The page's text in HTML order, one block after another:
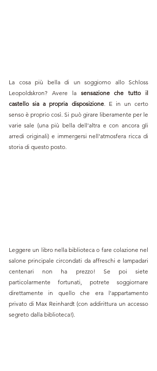
La cosa più bella di un soggiorno allo Schloss
Leopoldskron? Avere la sensazione che tutto il
castello sia a propria disposizione. E in un certo
senso è proprio così. Si può girare liberamente per le
varie sale (una più bella dell'altra e con ancora gli
arredi originali) e immergersi nell'atmosfera ricca di
storia di questo posto.
Leggere un libro nella biblioteca o fare colazione nel
salone principale circondati da affreschi e lampadari
centenari non ha prezzo! Se poi siete
particolarmente fortunati, potrete soggiornare
direttamente in quello che era l'appartamento
privato di Max Reinhardt (con addirittura un accesso
segreto dalla biblioteca!).